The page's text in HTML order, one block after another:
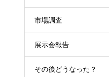
市場調査
展示会報告
その後どうなった？